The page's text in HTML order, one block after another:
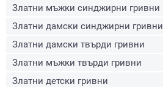
Златни мъжки синджирни гривни
Златни дамски синджирни гривни
Златни дамски твърди гривни
Златни мъжки твърди гривни
Златни детски гривни